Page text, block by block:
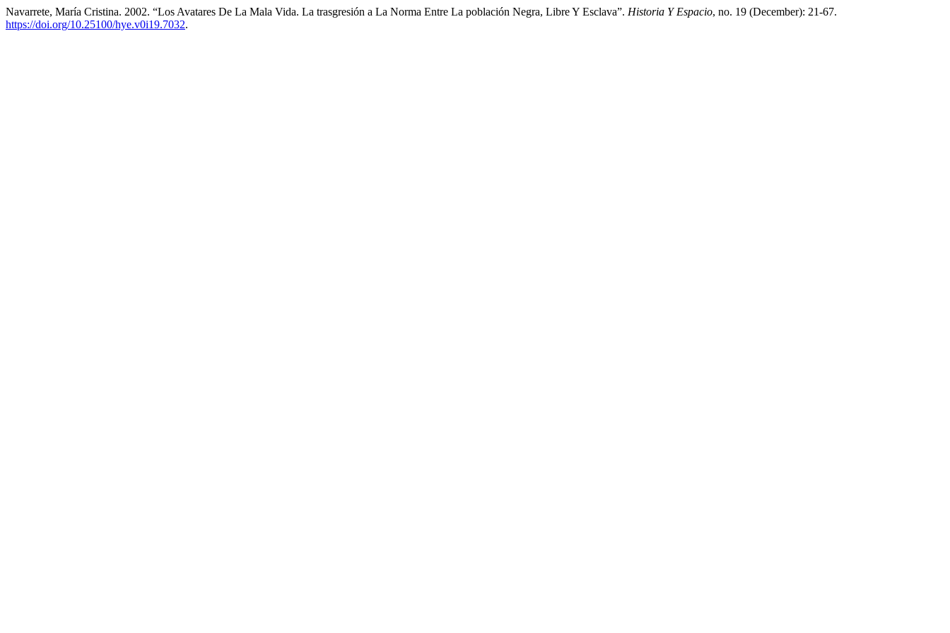
Navarrete, María Cristina. 2002. “Los Avatares De La Mala Vida. La trasgresión a La Norma Entre La población Negra, Libre Y Esclava”. Historia Y Espacio, no. 19 (December): 21-67.
https://doi.org/10.25100/hye.v0i19.7032.